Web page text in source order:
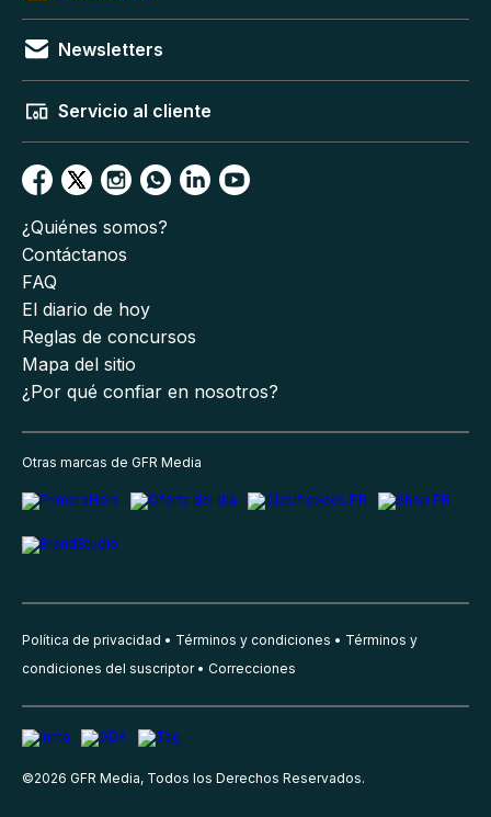
Newsletters
Servicio al cliente
¿Quiénes somos?
Contáctanos
FAQ
El diario de hoy
Reglas de concursos
Mapa del sitio
¿Por qué confiar en nosotros?
Otras marcas de GFR Media
Política de privacidad Términos y condiciones
Términos y
condiciones del suscriptor
Correcciones
©2026 GFR Media, Todos los Derechos Reservados.